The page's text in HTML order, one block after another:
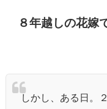
８年越しの花嫁
しかし、ある日。